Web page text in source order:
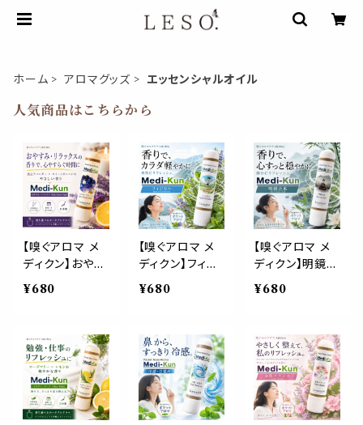
ホーム アロマグッズ エッセンシャルオイル
人気商品はこちらから
【嗅ぐアロマ メ
ディクン】おやす
み・リラックス｜
ラベンダー×オレ
アロマ ノーズ ヤ
ードム おやすみ
前 睡眠 休憩 く
つろぎ 読書 気
分転換 寝室 旅
行 日本製 母 父
¥680
【嗅ぐアロマ メ
ディクン】フィジ
カル｜レモング
ラス ジュニパー
ツ サイプレス す
っきりハーバル
シトラスの香り
ポータブルアロ
マ ノーズ ヤード
ム スポーツ 運
¥680
【嗅ぐアロマ メ
ディクン】明鏡止
水 瞑想｜アガー
ウッド ラベンダ
クローブ 深く静
かな 香り ポー
タブルアロマ ノ
ーズ ヤードム ヨ
ガ 読書 仕事 勉
強 運転 休憩 気
¥680